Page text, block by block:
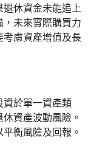
休資金未能追上
未來實際購買力
考慮資產增值及長
資於單一資產類
資產波動風險。
衡風險及回報。